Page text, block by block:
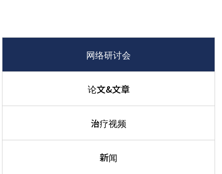
网络研讨会
论文&文章
治疗视频
新闻